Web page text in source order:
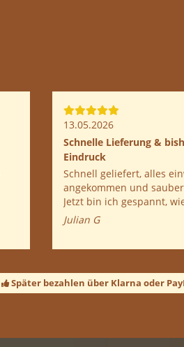
13.05.2026
Schnelle Lieferung &
Eindruck
Schnell geliefert, alles
angekommen und
Jetzt bin ich gespannt,
Pilze entwickeln.
Julian G
Später bezahlen über Klarna oder